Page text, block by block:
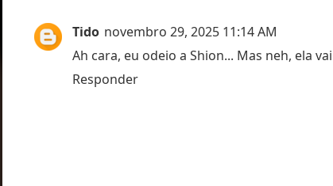
Tido novembro 29, 2025 11:14 AM
Ah cara, eu odeio a Shion... Mas neh, ela
Responder